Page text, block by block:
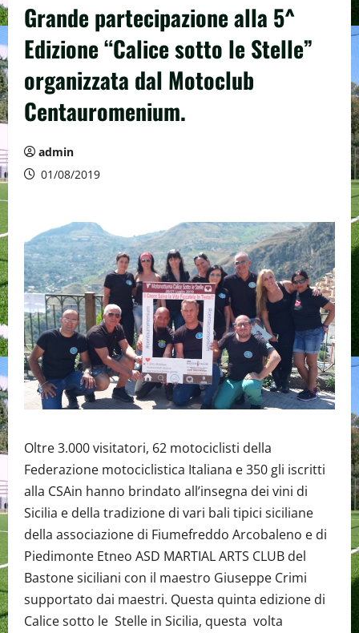
Grande partecipazione alla 5^
Edizione “Calice sotto le Stelle”
organizzata dal Motoclub
Centauromenium.
admin
01/08/2019
Oltre 3.000 visitatori, 62 motociclisti della
Federazione motociclistica Italiana e 350 gli iscritti
alla CSAin hanno brindato all’insegna dei vini di
Sicilia e della tradizione di vari bali tipici siciliane
della associazione di Fiumefreddo Arcobaleno e di
Piedimonte Etneo ASD MARTIAL ARTS CLUB del
Bastone siciliani con il maestro Giuseppe Crimi
supportato dai maestri. Questa quinta edizione di
Calice sotto le Stelle in Sicilia, questa volta